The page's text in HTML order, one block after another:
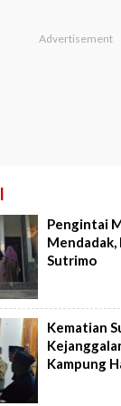
Pengintai
Mendadak,
Sutrimo
Kematian
Kampung